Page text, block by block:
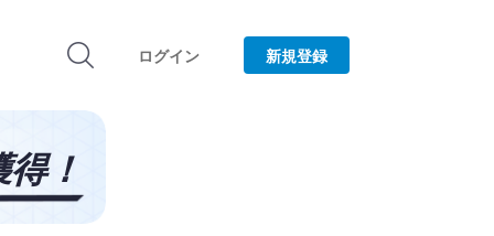
ログイン 新規登録